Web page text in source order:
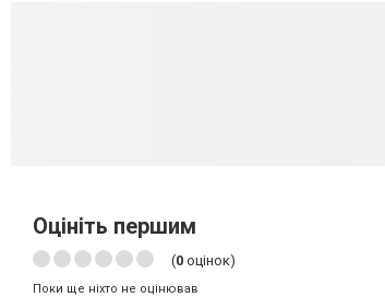
Оцініть першим
(0 оцінок)
Поки ще ніхто не оцінював